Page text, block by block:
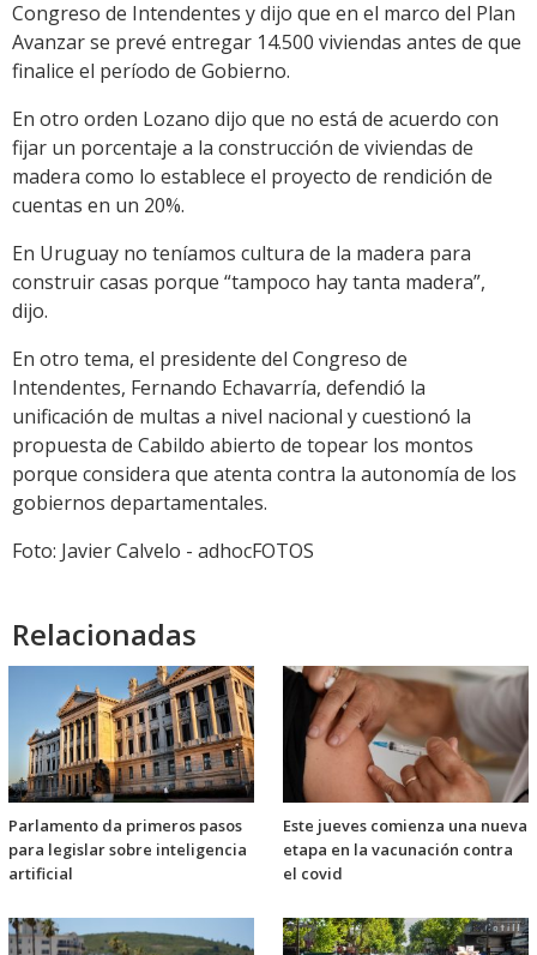
Congreso de Intendentes y dijo que en el marco del Plan
Avanzar se prevé entregar 14.500 viviendas antes de que
finalice el período de Gobierno.
En otro orden Lozano dijo que no está de acuerdo con
fijar un porcentaje a la construcción de viviendas de
madera como lo establece el proyecto de rendición de
cuentas en un 20%.
En Uruguay no teníamos cultura de la madera para
construir casas porque “tampoco hay tanta madera”,
dijo.
En otro tema, el presidente del Congreso de
Intendentes, Fernando Echavarría, defendió la
unificación de multas a nivel nacional y cuestionó la
propuesta de Cabildo abierto de topear los montos
porque considera que atenta contra la autonomía de los
gobiernos departamentales.
Foto: Javier Calvelo - adhocFOTOS
Relacionadas
Parlamento da primeros pasos
para legislar sobre inteligencia
artificial
Este jueves comienza una nueva
etapa en la vacunación contra
el covid